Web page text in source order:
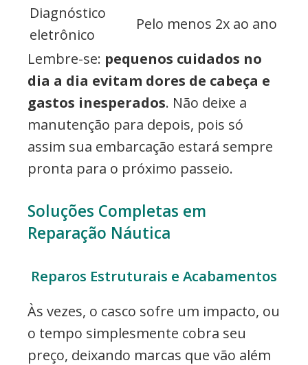
Diagnóstico
eletrônico
Pelo menos 2x ao ano
Lembre-se: pequenos cuidados no
dia a dia evitam dores de cabeça e
gastos inesperados. Não deixe a
manutenção para depois, pois só
assim sua embarcação estará sempre
pronta para o próximo passeio.
Soluções Completas em
Reparação Náutica
Reparos Estruturais e Acabamentos
Às vezes, o casco sofre um impacto, ou
o tempo simplesmente cobra seu
preço, deixando marcas que vão além